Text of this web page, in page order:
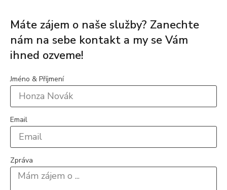
Máte zájem o naše služby? Zanechte
nám na sebe kontakt a my se Vám
ihned ozveme!
Jméno & Příjmení
Email
Zpráva